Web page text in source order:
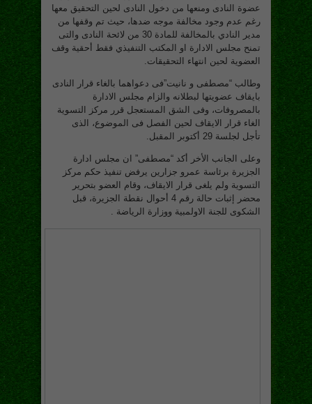
عضوة النادى ومنعها من دخول النادى لحين التحقيق معها
رغم عدم وجود مخالفة موجه ضدها، حيث تم وقفها من
مدير النادي بالمخالفة للمادة 30 من لائحة النادى والتى
تمنح مجلس الادارة او المكتب التنفيذي فقط أحقية وقف
العضوية لحين انتهاء التحقيقات.
وطالب “مصطفى و نانيت”فى دعواهما بالغاء قرار النادى
بايقاف عضويتها لبطلانه والزام مجلس الادارة
بالمصروفات، وفى الشق المستعجل قرر مركز التسوية
الغاء قرار الايقاف لحين الفصل فى الموضوع، الذى
تأجل لجلسة 29 أكتوبر المقبل.
وعلى الجانب الأخر أكد “مصطفى” ان مجلس ادارة
الجزيرة برئاسة عمرو جزارين يرفض تنفيذ حكم مركز
التسوية ولم يلغى قرار الايقاف، وقام العضو بتحرير
محضر إثبات حالة رقم 4 أحوال نقطة الجزيرة، قبل
الشكوى للجنة الاولمبية ووزارة الرياضة .